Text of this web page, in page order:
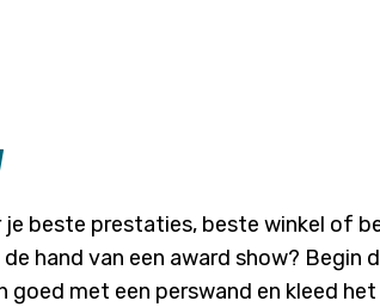
je beste prestaties, beste winkel of
hand van een award show? Begin
goed met een perswand en kleed het